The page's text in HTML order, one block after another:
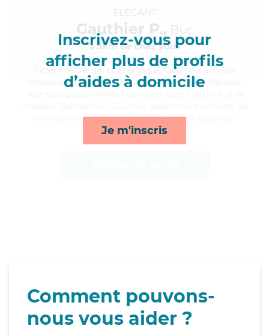
Inscrivez-vous pour
afficher plus de profils
d’aides à domicile
Je m'inscris
ÉLÉGANT
Gauthier P., Buc
à 5km de chez Vous
, gai et énergique, Gauthier a 10 ans
d'expérience et possède un diplôme d'Aide Médico-
ménage, rappels, compagnie/loisirs et mobilité*
Comment pouvons-
nous vous aider ?